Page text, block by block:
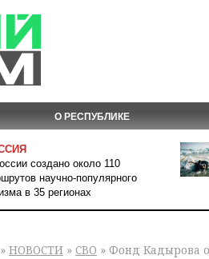
О РЕСПУБЛИКЕ
создано около 110
научно-популярного
в 35 регионах
» НОВОСТИ » СВО » Фонд Кадырова